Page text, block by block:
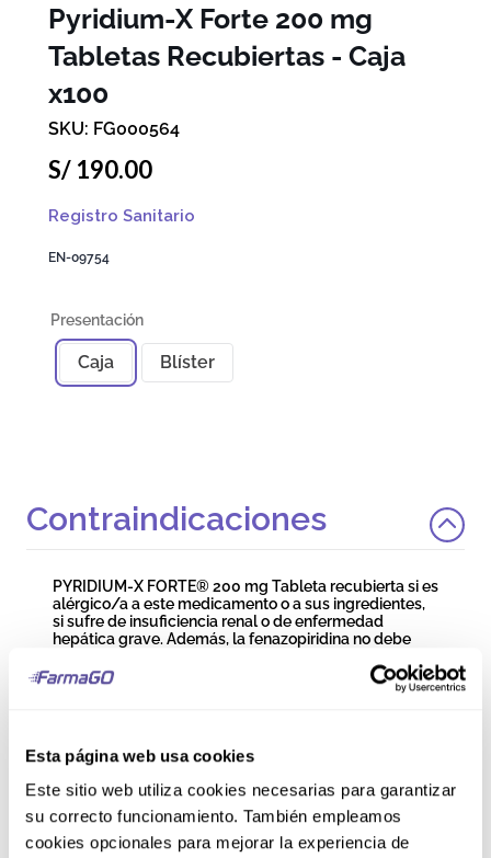
Esta página web usa cookies
Este sitio web utiliza cookies necesarias para garantizar
su correcto funcionamiento. También empleamos
cookies opcionales para mejorar la experiencia de
Pyridium-X Forte 200 mg
Tabletas Recubiertas - Caja
x100
FG000564
S/ 190.00
Registro Sanitario
EN-09754
Caja Blíster
Contraindicaciones
PYRIDIUM-X FORTE® 200 mg Tableta recubierta si es
alérgico/a a este medicamento o a sus ingredientes,
si sufre de insuficiencia renal o de enfermedad
hepática grave. Además, la fenazopiridina no debe
ya que no se ha establecido su seguridad y eficacia.
Advertencias
Si tiene o ha tenido anteriormente alguna de las
siguientes condiciones, comuníquelo a su médico